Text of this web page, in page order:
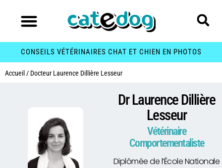
CONSEILS VÉTÉRINAIRES CHAT ET CHIEN EN PHOTOS
Accueil / Docteur Laurence Dillière Lesseur
Dr Laurence Dillière
Lesseur
Vétérinaire
Comportementaliste
Diplômée de l’École Nationale